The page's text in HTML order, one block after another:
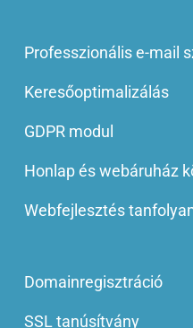
Professzionális e-mail
Keresőoptimalizálás
GDPR modul
Honlap és webáruház
Webfejlesztés
Domainregisztráció
SSL tanúsítvány